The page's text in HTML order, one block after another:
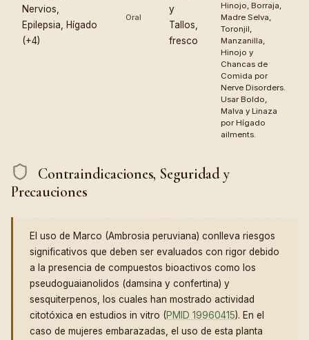
Nervios,
Epilepsia, Hígado
(+4)
Oral
y
Tallos,
fresco
Hinojo, Borraja,
Madre Selva,
Toronjil,
Manzanilla,
Hinojo y
Chancas de
Comida por
Nerve Disorders.
Usar Boldo,
Malva y Linaza
por Hígado
ailments.
Contraindicaciones, Seguridad y
Precauciones
El uso de Marco (Ambrosia peruviana) conlleva riesgos
significativos que deben ser evaluados con rigor debido
a la presencia de compuestos bioactivos como los
pseudoguaianolidos (damsina y confertina) y
sesquiterpenos, los cuales han mostrado actividad
citotóxica en estudios in vitro (PMID 19960415). En el
caso de mujeres embarazadas, el uso de esta planta